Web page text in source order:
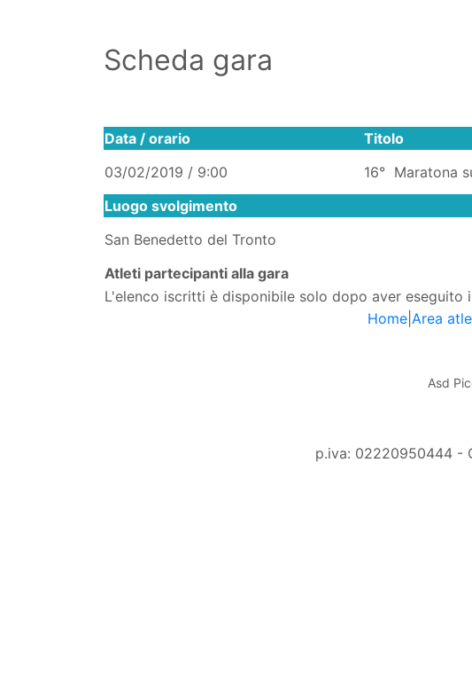
Scheda gara
Data / orario Titolo
03/02/2019 / 9:00
16° Maratona
Luogo svolgimento
San Benedetto del Tronto
Atleti partecipanti alla gara
L'elenco iscritti è disponibile solo dopo aver eseguito
Home Area
Asd
p.iva: 02220950444 -